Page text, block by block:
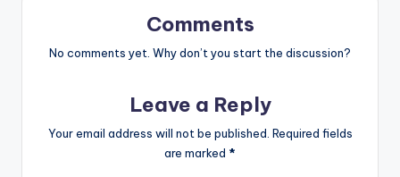
Comments
No comments yet. Why don’t you start the discussion?
Leave a Reply
Your email address will not be published. Required fields
are marked *